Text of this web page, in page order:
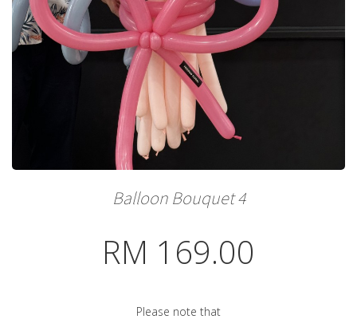
关于我们
中文
Balloon Bouquet 4
RM 169.00
Please note that